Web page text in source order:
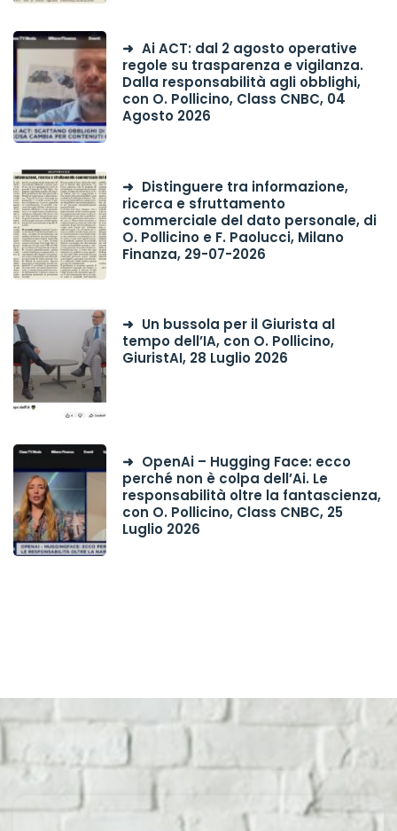
Ai ACT: dal 2 agosto operative
regole su trasparenza e vigilanza.
Dalla responsabilità agli obblighi,
con O. Pollicino, Class CNBC, 04
Agosto 2026
Distinguere tra informazione,
ricerca e sfruttamento
commerciale del dato personale, di
O. Pollicino e F. Paolucci, Milano
Finanza, 29-07-2026
Un bussola per il Giurista al
tempo dell’IA, con O. Pollicino,
GiuristAI, 28 Luglio 2026
OpenAi – Hugging Face: ecco
perché non è colpa dell’Ai. Le
responsabilità oltre la fantascienza,
con O. Pollicino, Class CNBC, 25
Luglio 2026